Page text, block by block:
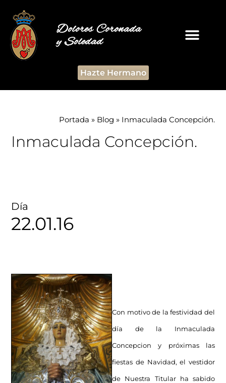
Dolores Coronada
y Soledad
Hazte Hermano
Portada » Blog » Inmaculada Concepción.
Inmaculada Concepción.
Día
22.01.16
Con motivo de la festividad del
día de la Inmaculada
Concepcion y próximas las
fiestas de Navidad, el vestidor
de Nuestra Titular ha sabido